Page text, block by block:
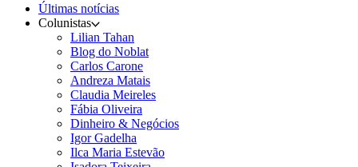
Últimas notícias
Colunistas
Lilian Tahan
Blog do Noblat
Carlos Carone
Andreza Matais
Claudia Meireles
Fábia Oliveira
Dinheiro & Negócios
Igor Gadelha
Ilca Maria Estevão